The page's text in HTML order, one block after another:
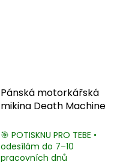
Pánská motorkářská
mikina Death Machine
🎯 POTISKNU PRO TEBE •
odesílám do 7–10
pracovních dnů